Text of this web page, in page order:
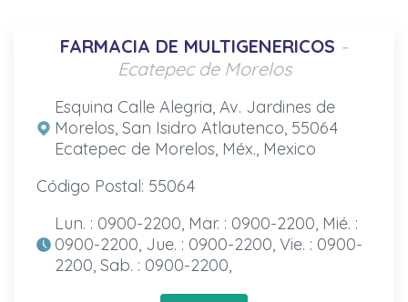
FARMACIA DE MULTIGENERICOS -
Ecatepec de Morelos
Esquina Calle Alegria, Av. Jardines de
Morelos, San Isidro Atlautenco, 55064
Ecatepec de Morelos, Méx., Mexico
Código Postal: 55064
Lun. : 0900-2200, Mar. : 0900-2200, Mié. :
0900-2200, Jue. : 0900-2200, Vie. : 0900-
2200, Sab. : 0900-2200,